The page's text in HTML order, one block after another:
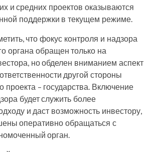
и средних проектов оказываются
поддержки в текущем режиме.
что фокус контроля и надзора
органа обращен только на
но обделен вниманием аспект
другой стороны
проекта – государства. Включение
будет служить более
и даст возможность инвестору,
оперативно обращаться с
орган.